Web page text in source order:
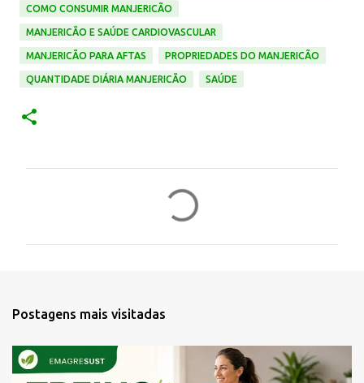
COMO CONSUMIR MANJERICÃO
MANJERICÃO E SAÚDE CARDIOVASCULAR
MANJERICÃO PARA AFTAS PROPRIEDADES DO MANJERICÃO
QUANTIDADE DIÁRIA MANJERICÃO SAÚDE
e
i
o
Postagens mais visitadas